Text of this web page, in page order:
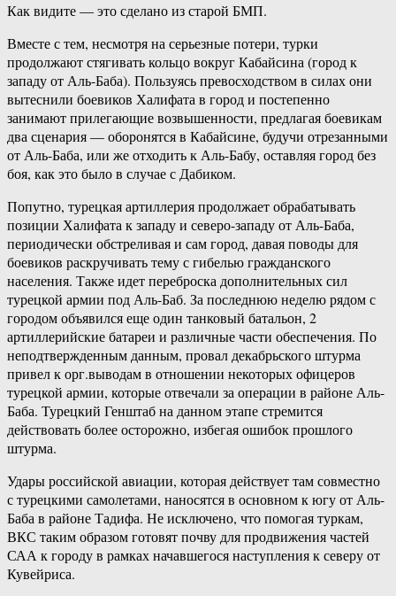
Как видите — это сделано из старой БМП.
Вместе с тем, несмотря на серьезные потери, турки
продолжают стягивать кольцо вокруг Кабайсина (город к
западу от Аль-Баба). Пользуясь превосходством в силах они
вытеснили боевиков Халифата в город и постепенно
занимают прилегающие возвышенности, предлагая боевикам
два сценария — оборонятся в Кабайсине, будучи отрезанными
от Аль-Баба, или же отходить к Аль-Бабу, оставляя город без
боя, как это было в случае с Дабиком.
Попутно, турецкая артиллерия продолжает обрабатывать
позиции Халифата к западу и северо-западу от Аль-Баба,
периодически обстреливая и сам город, давая поводы для
боевиков раскручивать тему с гибелью гражданского
населения. Также идет переброска дополнительных сил
турецкой армии под Аль-Баб. За последнюю неделю рядом с
городом объявился еще один танковый батальон, 2
артиллерийские батареи и различные части обеспечения. По
неподтвержденным данным, провал декабрьского штурма
привел к орг.выводам в отношении некоторых офицеров
турецкой армии, которые отвечали за операции в районе Аль-
Баба. Турецкий Генштаб на данном этапе стремится
действовать более осторожно, избегая ошибок прошлого
штурма.
Удары российской авиации, которая действует там совместно
с турецкими самолетами, наносятся в основном к югу от Аль-
Баба в районе Тадифа. Не исключено, что помогая туркам,
ВКС таким образом готовят почву для продвижения частей
САА к городу в рамках начавшегося наступления к северу от
Кувейриса.